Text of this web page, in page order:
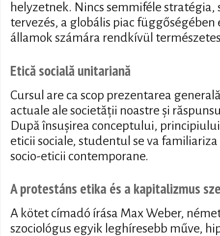
helyzetnek. Nincs semmiféle stratégia,
tervezés, a globális piac függőségében
államok számára rendkívül
Etică socială unitariană
Cursul are ca scop prezentarea
actuale ale societății noastre și
După însușirea conceptului,
eticii sociale, studentul se va
socio-eticii contemporane.
A protestáns etika és a kapitalizmus
A kötet címadó írása Max Weber,
szociológus egyik leghíresebb műve,